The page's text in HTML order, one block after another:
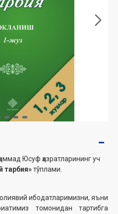
Юсуф ҳазратларининг уч
тарбия»тўплами.
ибодатларимизни, яъни
томонидан тартибга